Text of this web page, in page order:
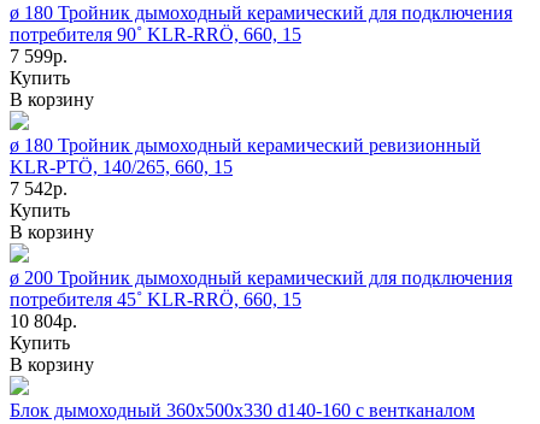
ø 180 Тройник дымоходный керамический для подключения
потребителя 90˚ KLR-RRÖ, 660, 15
7 599р.
Купить
В корзину
ø 180 Тройник дымоходный керамический ревизионный
KLR-PTÖ, 140/265, 660, 15
7 542р.
Купить
В корзину
ø 200 Тройник дымоходный керамический для подключения
потребителя 45˚ KLR-RRÖ, 660, 15
10 804р.
Купить
В корзину
Блок дымоходный 360х500x330 d140-160 с вентканалом